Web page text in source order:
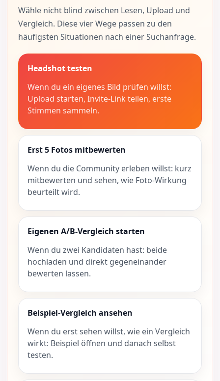
Wähle nicht blind zwischen Lesen, Upload und
Vergleich. Diese vier Wege passen zu den
häufigsten Situationen nach einer Suchanfrage.
Headshot testen
Wenn du ein eigenes Bild prüfen willst:
Upload starten, Invite-Link teilen, erste
Stimmen sammeln.
Erst 5 Fotos mitbewerten
Wenn du die Community erleben willst: kurz
mitbewerten und sehen, wie Foto-Wirkung
beurteilt wird.
Eigenen A/B-Vergleich starten
Wenn du zwei Kandidaten hast: beide
hochladen und direkt gegeneinander
bewerten lassen.
Beispiel-Vergleich ansehen
Wenn du erst sehen willst, wie ein Vergleich
wirkt: Beispiel öffnen und danach selbst
testen.